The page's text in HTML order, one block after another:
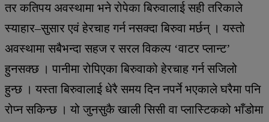
तर कतिपय अवस्थामा भने रोपेका बिरुवालाई सही तरिकाले
स्याहार–सुसार एवं हेरचाह गर्न नसक्दा बिरुवा मर्छन् । यस्तो
अवस्थामा सबैभन्दा सहज र सरल विकल्प ‘वाटर प्लान्ट’
हुनसक्छ । पानीमा रोपिएका बिरुवाको हेरचाह गर्न सजिलो
हुन्छ । यस्ता बिरुवालाई धेरै समय दिन नपर्ने भएकाले घरैमा पनि
रोप्न सकिन्छ । यो जुनसुकै खाली सिसी वा प्लास्टिकको भाँडोमा